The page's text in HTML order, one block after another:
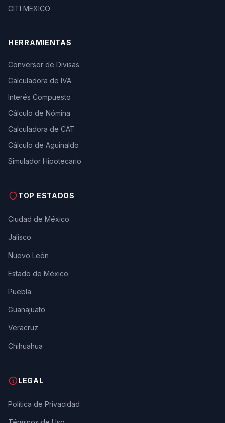
CITI MEXICO
HERRAMIENTAS
Conversor de Divisas
Calculadora de IVA
Interés Compuesto
Cálculo de Nómina
Calculadora de CAT
Cálculo de Aguinaldo
Simulador Hipotecario
TOP ESTADOS
Ciudad de México
Jalisco
Nuevo León
Estado de México
Puebla
Guanajuato
Veracruz
Chihuahua
LEGAL
Política de Privacidad